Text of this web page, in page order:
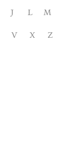
J L M
V X Z